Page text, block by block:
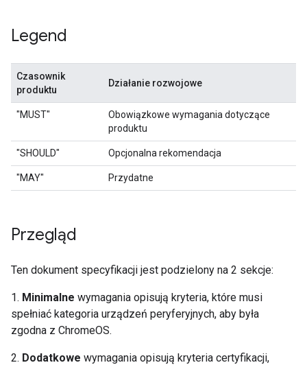
Legend
Czasownik
produktu
Działanie rozwojowe
"MUST"
Obowiązkowe wymagania dotyczące
produktu
"SHOULD" Opcjonalna rekomendacja
"MAY" Przydatne
Przegląd
Ten dokument specyfikacji jest podzielony na 2 sekcje:
1. Minimalne wymagania opisują kryteria, które musi
spełniać kategoria urządzeń peryferyjnych, aby była
zgodna z ChromeOS.
2. Dodatkowe wymagania opisują kryteria certyfikacji,